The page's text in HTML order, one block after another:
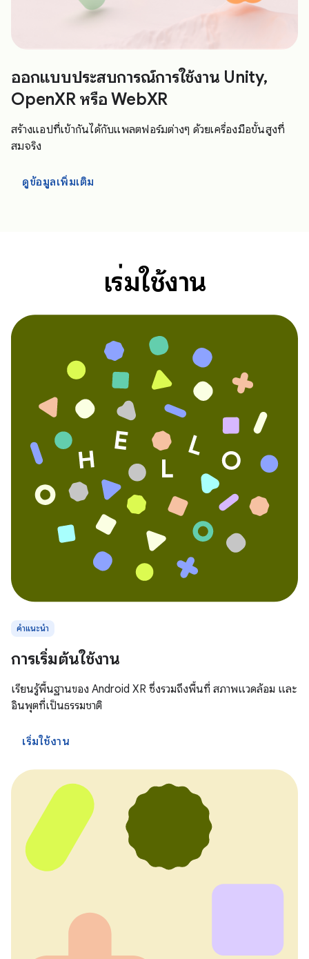
ออกแบบประสบการณ์การใช้งาน Unity,
OpenXR หรือ WebXR
สร้างแอปที่เข้ากันได้กับแพลตฟอร์มต่างๆ ด้วยเครื่องมือขั้นสูงที่
สมจริง
ดูข้อมูลเพิ่มเติม
เริ่มใช้งาน
คำแนะนำ
การเริ่มต้นใช้งาน
เรียนรู้พื้นฐานของ Android XR ซึ่งรวมถึงพื้นที่ สภาพแวดล้อม และ
อินพุตที่เป็นธรรมชาติ
เริ่มใช้งาน